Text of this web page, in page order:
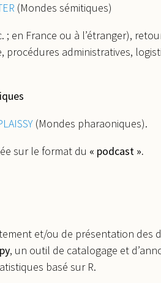
(Mondes sémitiques)
; en France ou à l’étranger),
procédures administratives,
(Mondes pharaoniques).
sur le format du « podcast ».
et/ou de présentation des
, un outil de catalogage et
basé sur R.